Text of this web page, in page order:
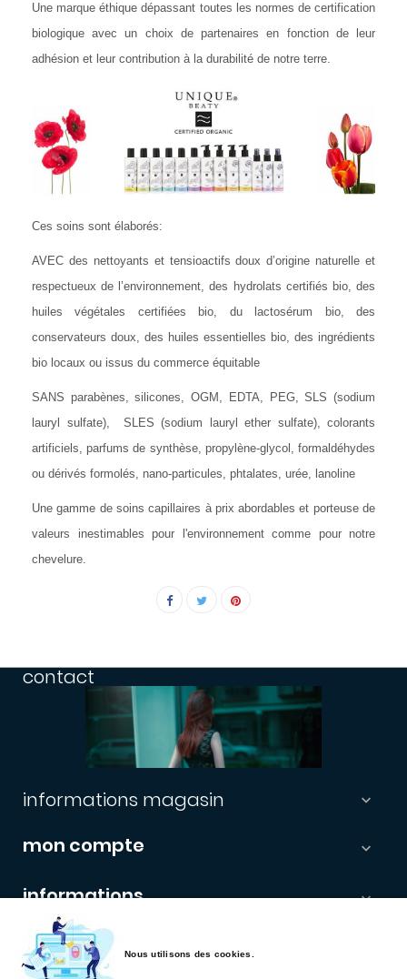
Nous utilisons des cookies.
Une marque éthique dépassant toutes les normes de certification
biologique avec un choix de partenaires en fonction de leur
adhésion et leur contribution à la durabilité de notre terre.
Ces soins sont élaborés:
AVEC des nettoyants et tensioactifs doux d’origine naturelle et
respectueux de l’environnement, des hydrolats certifiés bio, des
huiles végétales certifiées bio, du lactosérum bio, des
conservateurs doux, des huiles essentielles bio, des ingrédients
bio locaux ou issus du commerce équitable
SANS parabènes, silicones, OGM, EDTA, PEG, SLS (sodium
lauryl sulfate), SLES (sodium lauryl ether sulfate), colorants
artificiels, parfums de synthèse, propylène-glycol, formaldéhydes
ou dérivés formolés, nano-particules, phtalates, urée, lanoline
Une gamme de soins capillaires à prix abordables et porteuse de
valeurs inestimables pour l'environnement comme pour notre
chevelure.
contact
informations magasin 
mon compte 
informations 
newsletter
Les enregistrements étants automatisés, vérifiez vos boites